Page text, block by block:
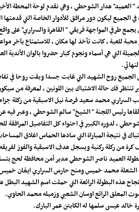
العميد" هدار الشوحطي ، وهي نقدم لوحة المحطة
ليكون دور مرافق للأدوار الخاصة التي قدمتها
يجمع طرفي المواجهة فريقي " القاهرة والسراري"
للعبة ، كانت تأخذ لها مكان ، للاستمتاع بآخر
التي هي أسماء ونجوم كبار حضروا بالوان
الجميع روح الشهيد التي غابت جسدا وبقت روحا في
تنتظر فك حالة الاشتباك بين اللونين ، لمعرفة من
السراري محمد سعيد فرصة نيل الاسبقية من ركلة
رئيس اللجنة " الشيخ" سالم الشوحطي ، وعبر
، لدوره الكبير في احتواء كل التفاصيل
في نتيجة المباراة التي سادها الحماس اغلاق
من ركلة ركنية ويسجل هدف الاسبقية والفوز لفريقه
العميد ناصر الشوحطي مدير أمن محافظة لحج
محمد خميس ومنح حارس السراري ايڤان خميس
هذه البطولة الرائعة التي حملت اسم الشهيد
المعلق الرائع اوسان الشعبي وزميله محمد الحاوي.
خالد عيسى سلمها له الكابتن عمر البارك.